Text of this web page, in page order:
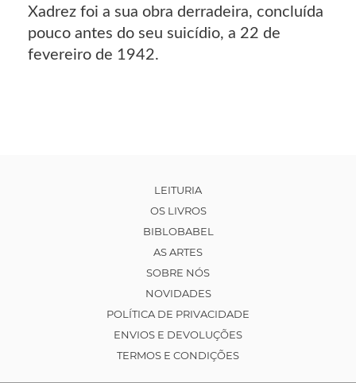
Xadrez foi a sua obra derradeira, concluída
pouco antes do seu suicídio, a 22 de
fevereiro de 1942.
LEITURIA
OS LIVROS
BIBLOBABEL
AS ARTES
SOBRE NÓS
NOVIDADES
POLÍTICA DE PRIVACIDADE
ENVIOS E DEVOLUÇÕES
TERMOS E CONDIÇÕES